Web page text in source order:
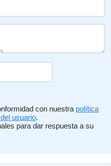
con nuestra política
usuario.
para dar respuesta a su